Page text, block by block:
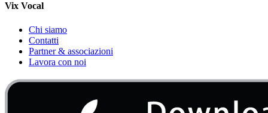
Vix Vocal
Chi siamo
Contatti
Partner & associazioni
Lavora con noi